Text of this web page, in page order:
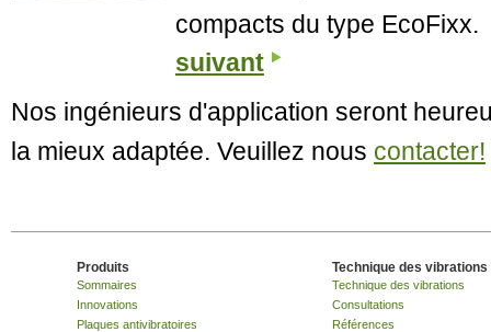
compacts du type EcoFixx.
suivant
Nos ingénieurs d'application seront
la mieux adaptée. Veuillez nous contacter!
Produits
Sommaires
Innovations
Plaques antivibratoires
Technique des vibrations
Technique des vibrations
Consultations
Références